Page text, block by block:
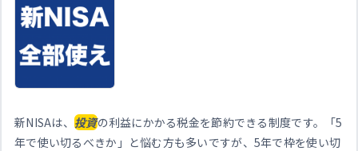
新NISAは、 投資の利益にかかる税金を節約できる制度です。「5
年で使い切るべきか」と悩む方も多いですが、5年で枠を使い切